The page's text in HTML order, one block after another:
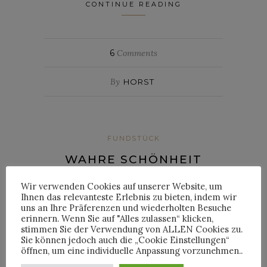
CONTINUE READING
6 Comments
By HORST
FUNDSTÜCK
WAHRE SCHÖNHEIT
Posted on2. November 2016
Wahre Schönheit kommt von innen – dieser
alte Kalenderspruch ist zwar bekannt und
sicher richtig, er wird aber in Zeiten, in
Wir verwenden Cookies auf unserer Website, um
Ihnen das relevanteste Erlebnis zu bieten, indem wir
uns an Ihre Präferenzen und wiederholten Besuche
erinnern. Wenn Sie auf "Alles zulassen“ klicken,
stimmen Sie der Verwendung von ALLEN Cookies zu.
Sie können jedoch auch die „Cookie Einstellungen“
öffnen, um eine individuelle Anpassung vorzunehmen..